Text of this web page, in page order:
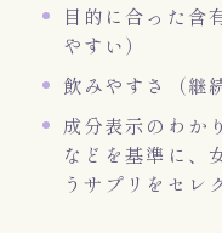
目的に合った含
やすい）
飲みやすさ（継
成分表示のわか
などを基準に、
うサプリをセレ